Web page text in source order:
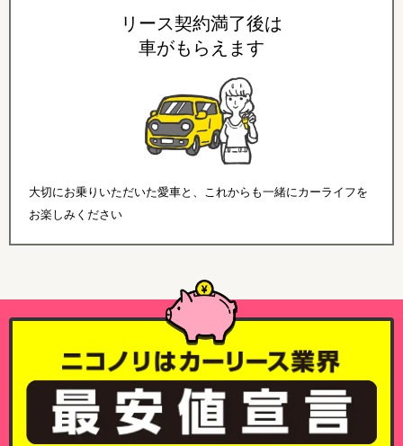
リース契約満了後は
車がもらえます
大切にお乗りいただいた愛車と、これからも一緒にカーライフを
お楽しみください